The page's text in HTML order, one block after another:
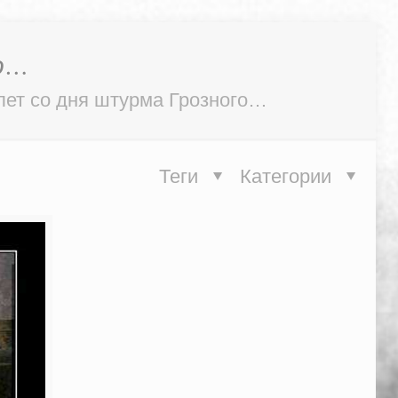
со дня штурма Грозного…
Категории
Теги